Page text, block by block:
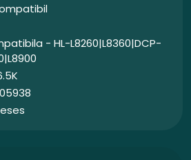
- HL-L8260|L8360|DCP-